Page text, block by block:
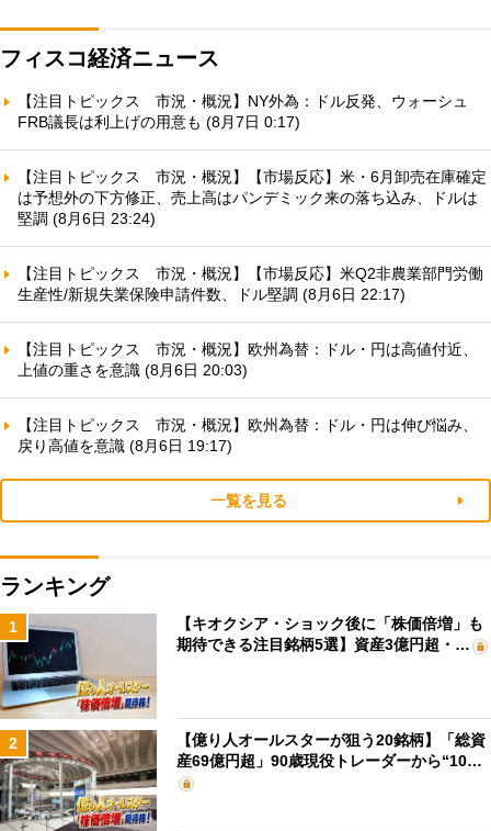
フィスコ経済ニュース
【注目トピックス 市況・概況】NY外為：ドル反発、ウォーシュ
FRB議長は利上げの用意も (8月7日 0:17)
【注目トピックス 市況・概況】【市場反応】米・6月卸売在庫確定
は予想外の下方修正、売上高はパンデミック来の落ち込み、ドルは
堅調 (8月6日 23:24)
【注目トピックス 市況・概況】【市場反応】米Q2非農業部門労働
生産性/新規失業保険申請件数、ドル堅調 (8月6日 22:17)
【注目トピックス 市況・概況】欧州為替：ドル・円は高値付近、
上値の重さを意識 (8月6日 20:03)
【注目トピックス 市況・概況】欧州為替：ドル・円は伸び悩み、
戻り高値を意識 (8月6日 19:17)
一覧を見る
ランキング
1
【キオクシア・ショック後に「株価倍増」も
期待できる注目銘柄5選】資産3億円超・…
2
【億り人オールスターが狙う20銘柄】「総資
産69億円超」90歳現役トレーダーから“10…